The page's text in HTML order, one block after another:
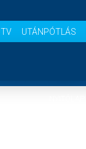
UTÁNPÓTLÁS